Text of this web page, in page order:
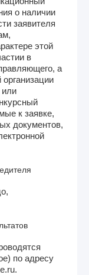
о наличии
заявителя
этой
в
а
к заявке,
документов,
по адресу